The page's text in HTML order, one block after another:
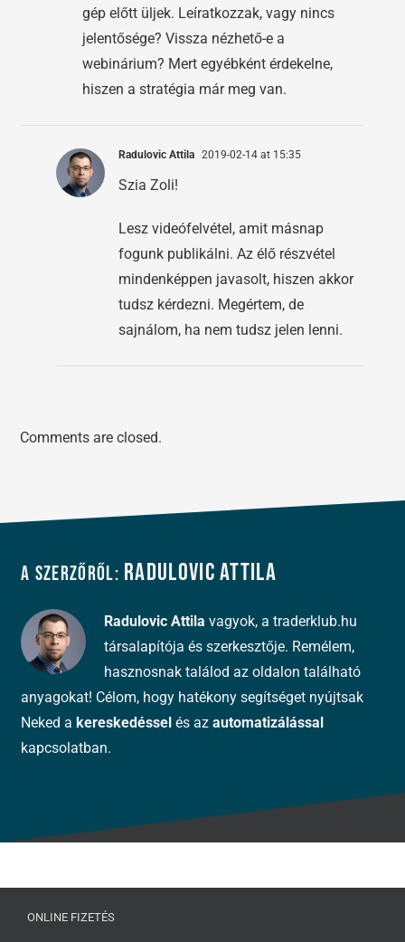
gép előtt üljek. Leíratkozzak, vagy nincs
jelentősége? Vissza nézhető-e a
webinárium? Mert egyébként érdekelne,
hiszen a stratégia már meg van.
Radulovic Attila 2019-02-14 at 15:35
Szia Zoli!
Lesz videófelvétel, amit másnap
fogunk publikálni. Az élő részvétel
mindenképpen javasolt, hiszen akkor
tudsz kérdezni. Megértem, de
sajnálom, ha nem tudsz jelen lenni.
Comments are closed.
A szerzőről: Radulovic Attila
Radulovic Attila vagyok, a traderklub.hu
társalapítója és szerkesztője. Remélem,
hasznosnak találod az oldalon található
anyagokat! Célom, hogy hatékony segítséget nyújtsak
Neked a kereskedéssel és azautomatizálással
kapcsolatban.
ONLINE FIZETÉS